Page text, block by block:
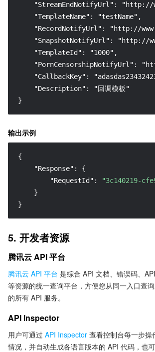
"StreamEndNotifyUrl":
    "TemplateName": "testName",
"RecordNotifyUrl": "http://
"SnapshotNotifyUrl": "http://
    "TemplateId": "1000",
"PornCensorshipNotifyUrl":
"CallbackKey":
    "Description": "回调模板"
}
输出示例
{
"Response" :
{
"RequestId" :
"3c140219-
}
}
5. 开发者资源
腾讯云 API 平台
腾讯云 API 平台 是综合 API 文档、错误码、
等资源的统一查询平台，方便您从同一入口查
的所有 API 服务。
API Inspector
用户可通过 API Inspector 查看控制台每一步操
情况，并自动生成各语言版本的 API 代码，也